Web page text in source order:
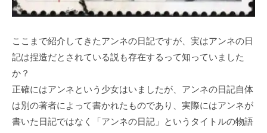
ここまで紹介してきたアンネの日記ですが、実はアンネの日
記は捏造だとされている説も存在するって知っていました
か？
正確にはアンネという少女はいましたが、アンネの日記自体
は別の著者によって書かれたものであり、実際にはアンネが
書いた日記ではなく「アンネの日記」というタイトルの物語